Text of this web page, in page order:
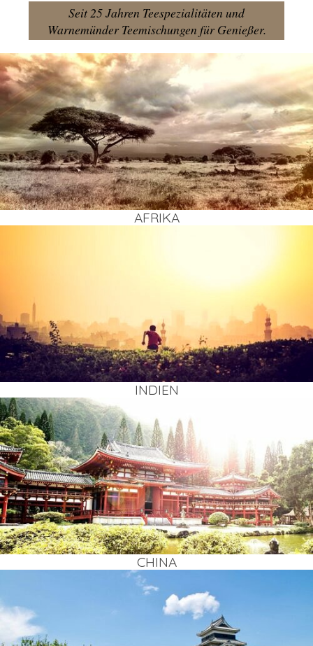
Seit 25 Jahren Teespezialitäten und
Warnemünder Teemischungen für Genießer.
AFRI­KA
INDI­EN
CHI­NA